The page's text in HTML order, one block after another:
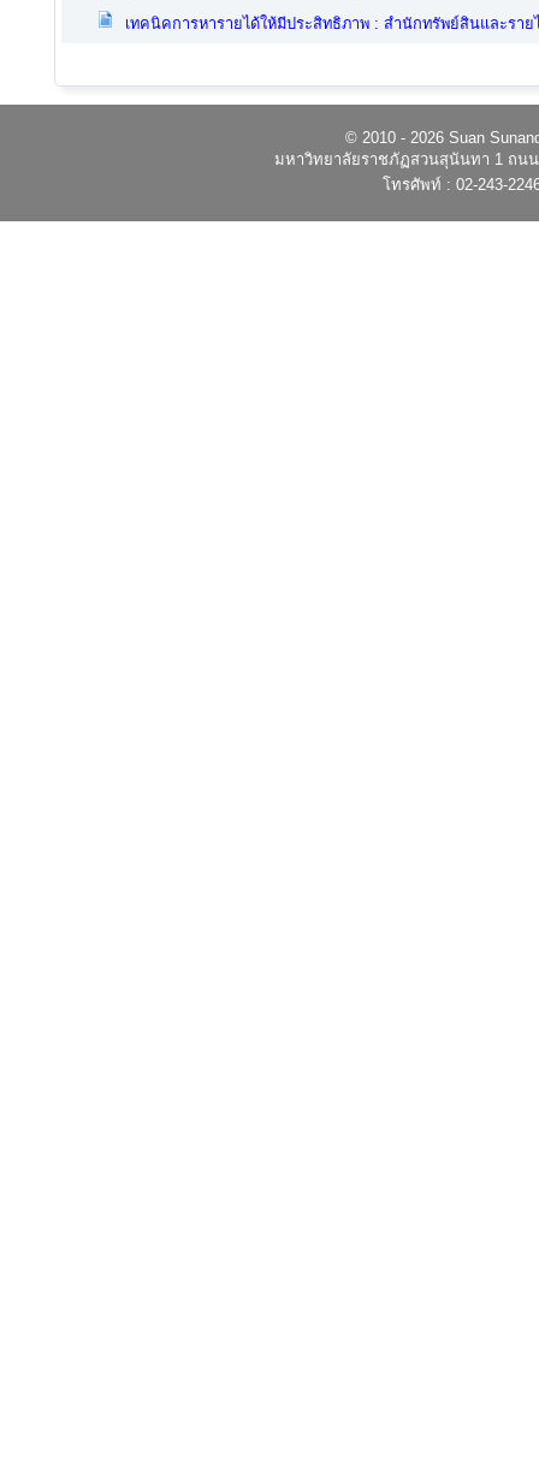
เทคนิคการหารายได้ให้มีประสิทธิภาพ : สำนักทรัพย์สินและราย
© 2010 - 2026 Suan
มหาวิทยาลัยราชภัฏสวนสุนันทา 1 ถนน
โทรศัพท์ : 02-243-